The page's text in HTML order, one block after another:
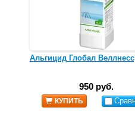
Альгицид Глобал
950 руб.
КУПИТЬ